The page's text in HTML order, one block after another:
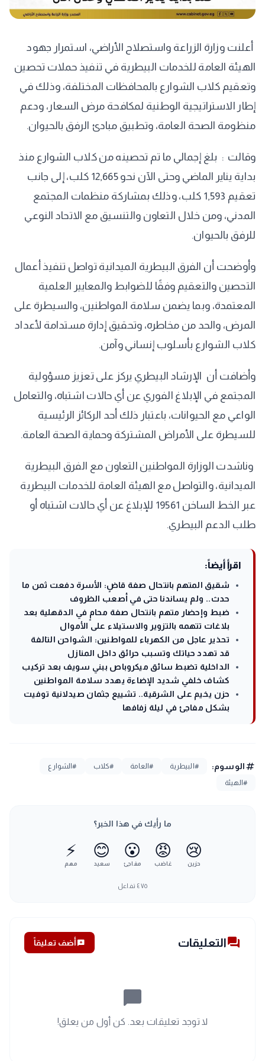
أعلنت وزارة الزراعة واستصلاح الأراضي، استمرار جهود
الهيئة العامة للخدمات البيطرية في تنفيذ حملات تحصين
وتعقيم كلاب الشوارع بالمحافظات المختلفة، وذلك في
إطار الاستراتيجية الوطنية لمكافحة مرض السعار، ودعم
منظومة الصحة العامة، وتطبيق مبادئ الرفق بالحيوان.
وقالت : بلغ إجمالي ما تم تحصينه من كلاب الشوارع منذ
بداية يناير الماضي وحتى الآن نحو 12,665 كلب، إلى جانب
تعقيم 1,593 كلب، وذلك بمشاركة منظمات المجتمع
المدني، ومن خلال التعاون والتنسيق مع الاتحاد النوعي
للرفق بالحيوان.
وأوضحت أن الفرق البيطرية الميدانية تواصل تنفيذ أعمال
التحصين والتعقيم وفقًا للضوابط والمعايير العلمية
المعتمدة، وبما يضمن سلامة المواطنين، والسيطرة على
المرض، والحد من مخاطره، وتحقيق إدارة مستدامة لأعداد
كلاب الشوارع بأسلوب إنساني وآمن.
وأضافت أن الإرشاد البيطري يركز على تعزيز مسؤولية
المجتمع في الإبلاغ الفوري عن أي حالات اشتباه، والتعامل
الواعي مع الحيوانات، باعتبار ذلك أحد الركائز الرئيسية
للسيطرة على الأمراض المشتركة وحماية الصحة العامة.
وناشدت الوزارة المواطنين التعاون مع الفرق البيطرية
الميدانية، والتواصل مع الهيئة العامة للخدمات البيطرية
عبر الخط الساخن 19561 للإبلاغ عن أي حالات اشتباه أو
طلب الدعم البيطري.
اقرأ أيضاً:
شقيق المتهم بانتحال صفة قاضٍ: الأسرة دفعت ثمن ما
حدث.. ولم يساندنا حتى في أصعب الظروف
ضبط وإحضار متهم بانتحال صفة محامٍ في الدقهلية بعد
بلاغات تتهمه بالتزوير والاستيلاء على الأموال
تحذير عاجل من الكهرباء للمواطنين: الشواحن التالفة
قد تهدد حياتك وتسبب حرائق داخل المنازل
الداخلية تضبط سائق ميكروباص ببني سويف بعد تركيب
كشاف خلفي شديد الإضاءة يهدد سلامة المواطنين
حزن يخيم على الشرقية.. تشييع جثمان صيدلانية توفيت
بشكل مفاجئ في ليلة زفافها
tagالوسوم: #البيطرية #العامة #كلاب
#الشوارع
#الهيئة
ما رأيك في هذا الخبر؟
😢
حزين
😡
غاضب
😮
مفاجئ
😊
سعيد
⚡
مهم
٤٧٥ تفاعل
forumالتعليقات add_commentأضف تعليقاً
chat_bubble_outline
لا توجد تعليقات بعد. كن أول من يعلق!